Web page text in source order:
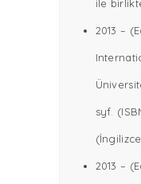
ile
2013 –
syf.
2013 –